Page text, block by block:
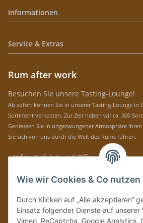
Informationen
Service & Extras
Rum after work
Besuchen Sie unsere Tasting-Lounge!
Ab sofort können Sie in unserer Tasting-Lounge in
Sortiment verkosten. Zur Zeit haben wir ca. 300
Geniessen Sie in ungezwungener Atmosphäre
Sie sich von uns durch die Welt des Rums führen.
» Infos, Anfahrt und Öffnungszeiten
Immer auf dem Laufenden mit unseren
Bitte senden Sie mir entsprechend Ihrer
jederzeit widerruflich Informationen zu Ihrem
Wie wir Cookies & Co nutzen
Durch Klicken auf „Alle akzeptieren“
Einsatz folgender Dienste auf unserer
Vimeo, ReCaptcha, Google Analytics,